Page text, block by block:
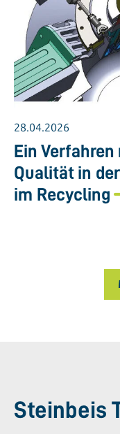
28.04.2026
Ein
Qualität in
im Recycling
Steinbeis